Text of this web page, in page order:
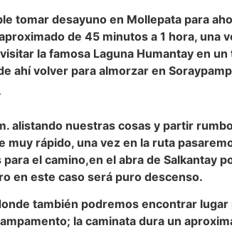
tomar desayuno en Mollepata para
de 45 minutos a 1 hora, una
la famosa Laguna Humantay en
ahí volver para almorzar en
alistando nuestras cosas y partir
muy rápido, una vez en la ruta
el camino,en el abra de Salkantay
en este caso será puro descenso.
también podremos encontrar
la caminata dura un